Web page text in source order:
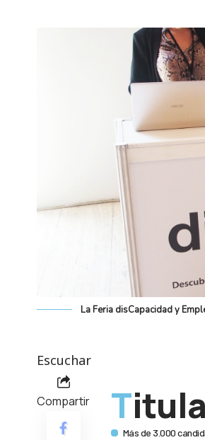
La Feria disCapacidad y
Escuchar
Compartir
Más de 3.000